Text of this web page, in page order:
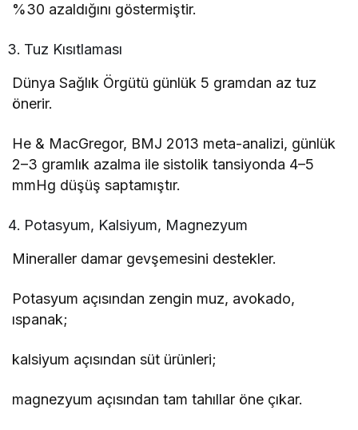
%30 azaldığını göstermiştir.
Tuz Kısıtlaması
Dünya Sağlık Örgütü günlük 5 gramdan az tuz
önerir.
He & MacGregor, BMJ 2013 meta-analizi, günlük
2–3 gramlık azalma ile sistolik tansiyonda 4–5
mmHg düşüş saptamıştır.
Potasyum, Kalsiyum, Magnezyum
Mineraller damar gevşemesini destekler.
Potasyum açısından zengin muz, avokado,
ıspanak;
kalsiyum açısından süt ürünleri;
magnezyum açısından tam tahıllar öne çıkar.